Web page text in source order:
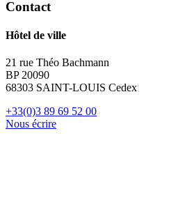
Contact
Hôtel de ville
21 rue Théo Bachmann
BP 20090
68303 SAINT-LOUIS Cedex
+33(0)3 89 69 52 00
Nous écrire